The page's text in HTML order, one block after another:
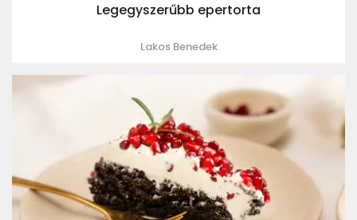
Legegyszerűbb epertorta
Lakos Benedek